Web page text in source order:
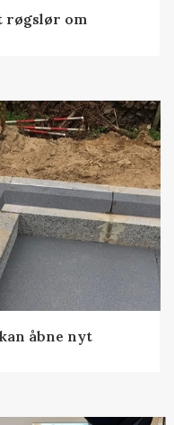
røgslør om
åbne nyt